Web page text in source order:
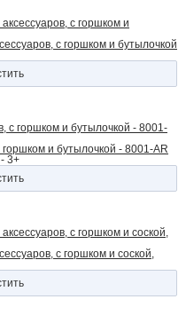
с горшком и бутылочкой
горшком и бутылочкой - 8001-AR
3+
с горшком и соской,